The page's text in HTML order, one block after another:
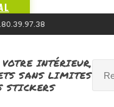
VOTRE INTÉRIEUR,
SANS LIMITES
STICKERS